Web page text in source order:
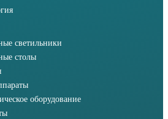
светильники
столы
оборудование